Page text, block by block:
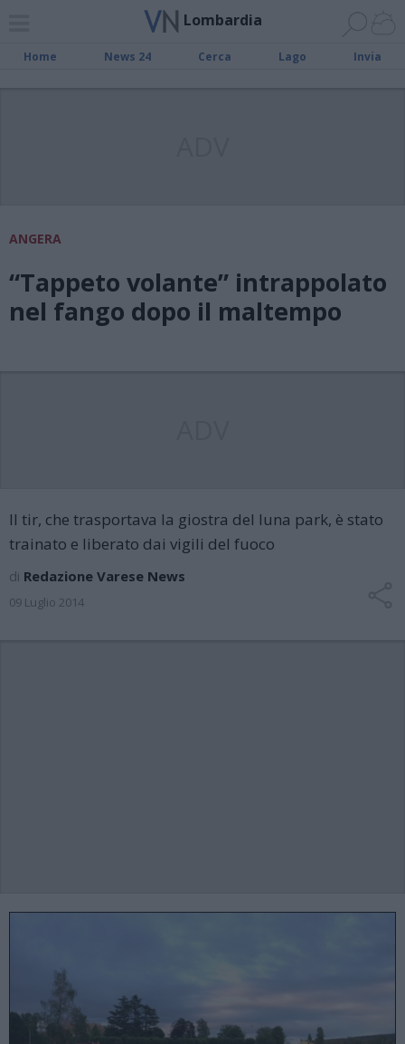
Lombardia
Home News 24 Cerca Lago Invia
ANGERA
“Tappeto volante” intrappolato
nel fango dopo il maltempo
Il tir, che trasportava la giostra del luna park, è stato
trainato e liberato dai vigili del fuoco
di Redazione Varese News
09 Luglio 2014